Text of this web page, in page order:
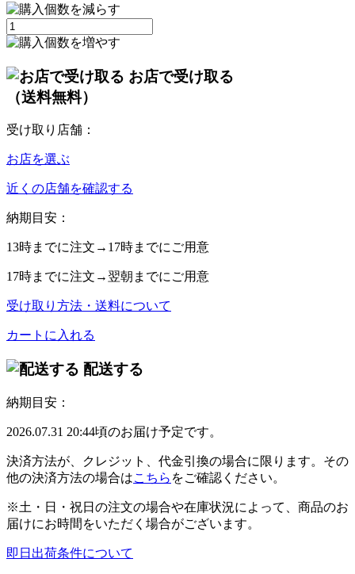
お店で受け取る
（送料無料）
受け取り店舗：
お店を選ぶ
近くの店舗を確認する
納期目安：
13時までに注文→ 17時までにご用意
17時までに注文→ 翌朝 までにご用意
受け取り方法・送料について
カートに入れる
配送する
納期目安：
2026.07.31 20:44頃のお届け予定です。
決済方法が、クレジット、代金引換の場合に限ります。その
他の決済方法の場合はこちら をご確認ください。
※土・日・祝日の注文の場合や在庫状況によって、商品のお
届けにお時間をいただく場合がございます。
即日出荷条件について